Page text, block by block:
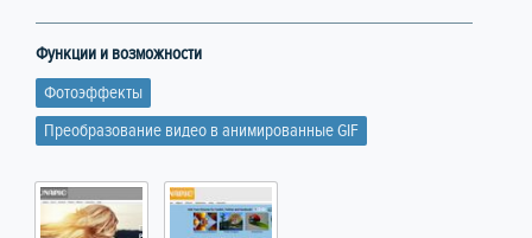
Функции и возможности
Фотоэффекты
Преобразование видео в анимированные GIF